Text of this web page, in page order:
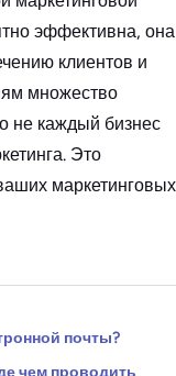
эффективна, она
клиентов и
множество
не каждый бизнес
Это
маркетинговых
почты?
чем проводить